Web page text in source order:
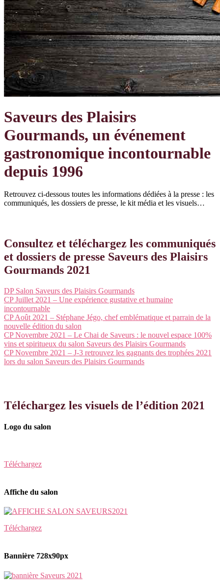
Saveurs des Plaisirs
Gourmands, un événement
gastronomique incontournable
depuis 1996
Retrouvez ci-dessous toutes les informations dédiées à la presse : les
communiqués, les dossiers de presse, le kit média et les visuels…
Consultez et téléchargez les communiqués
et dossiers de presse Saveurs des Plaisirs
Gourmands 2021
DP Salon Saveurs des Plaisirs Gourmands
CP Juillet 2021 – Une expérience gustative et humaine
incontournable
CP Août 2021 – Stéphane Jégo, chef emblématique et parrain de la
nouvelle édition du salon
CP Novembre 2021 – Le Chai de Saveurs : le nouvel espace 100%
vins et spiritueux du salon Saveurs des Plaisirs Gourmands
CP Novembre 2021 – J-3 retrouvez les gagnants des trophées 2021
lors du salon Saveurs des Plaisirs Gourmands
Téléchargez les visuels de l’édition 2021
Logo du salon
Téléchargez
Affiche du salon
Téléchargez
Bannière 728x90px